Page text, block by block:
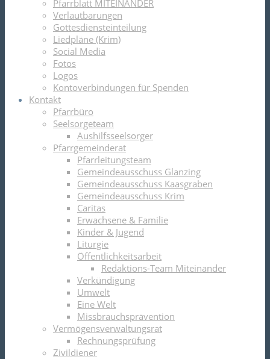
Pfarrblatt MITEINANDER
Verlautbarungen
Gottesdiensteinteilung
Liedpläne (Krim)
Social Media
Fotos
Logos
Kontoverbindungen für Spenden
Kontakt
Pfarrbüro
Seelsorgeteam
Aushilfsseelsorger
Pfarrgemeinderat
Pfarrleitungsteam
Gemeindeausschuss Glanzing
Gemeindeausschuss Kaasgraben
Gemeindeausschuss Krim
Caritas
Erwachsene & Familie
Kinder & Jugend
Liturgie
Öffentlichkeitsarbeit
Redaktions-Team Miteinander
Verkündigung
Umwelt
Eine Welt
Missbrauchsprävention
Vermögensverwaltungsrat
Rechnungsprüfung
Zivildiener